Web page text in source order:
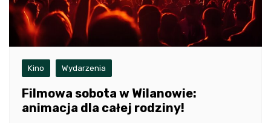
Kino Wydarzenia
Filmowa sobota w Wilanowie:
animacja dla całej rodziny!